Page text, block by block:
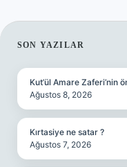
SIDEBAR
SON YAZILAR
Kut’ül Amare Zaferi’nin
Ağustos 8, 2026
Kırtasiye ne satar ?
Ağustos 7, 2026